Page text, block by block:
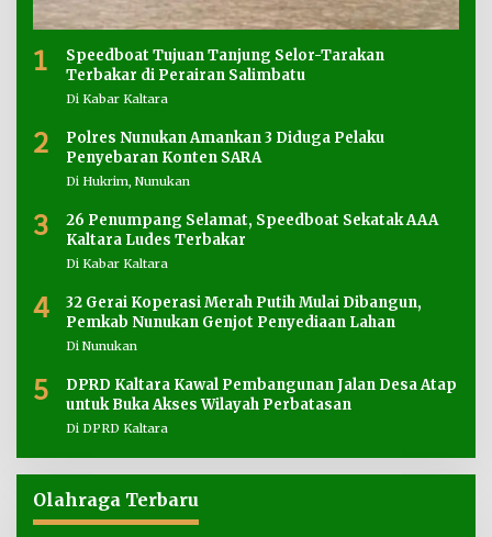
1
Speedboat Tujuan Tanjung Selor-Tarakan
Terbakar di Perairan Salimbatu
Di Kabar Kaltara
2
Polres Nunukan Amankan 3 Diduga Pelaku
Penyebaran Konten SARA
Di Hukrim, Nunukan
3
26 Penumpang Selamat, Speedboat Sekatak AAA
Kaltara Ludes Terbakar
Di Kabar Kaltara
4
32 Gerai Koperasi Merah Putih Mulai Dibangun,
Pemkab Nunukan Genjot Penyediaan Lahan
Di Nunukan
5
DPRD Kaltara Kawal Pembangunan Jalan Desa Atap
untuk Buka Akses Wilayah Perbatasan
Di DPRD Kaltara
Olahraga Terbaru